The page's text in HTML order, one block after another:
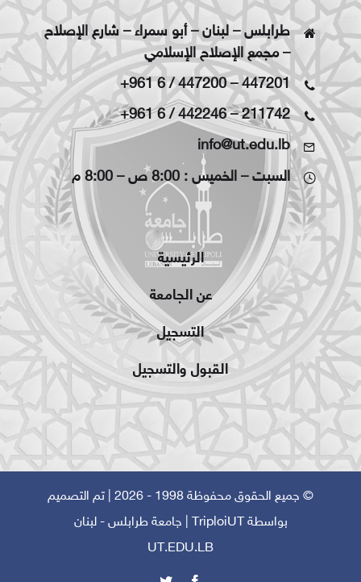
طرابلس – لبنان – أبو سمراء – شارع الإصلاح
– مجمع الإصلاح الإسلامي
+961 6 / 447200–447201
+961 6 / 442246–211742
info@ut.edu.lb
السبت – الخميس : 8:00 ص – 8:00 م
الرئيسية
عن الجامعة
التسجيل
القبول والتسجيل
© جميع الحقوق محفوظة 1998 - 2026 | تم التصميم
بواسطة TriploiUT
| جامعة طرابلس - لبنان
UT.EDU.LB